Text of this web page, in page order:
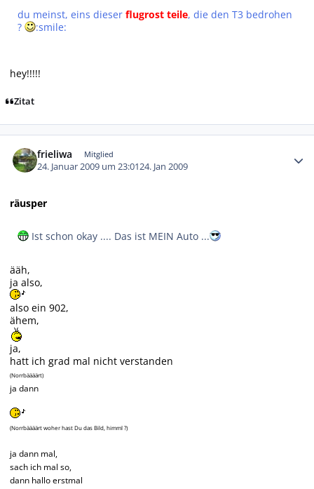
du meinst, eins dieserflugrost teile, die den T3 bedrohen
?
:smile:
hey!!!!!
Zitat
frieliwa Mitglied
24. Januar 2009 um 23:0124. Jan 2009
räusper
Ist schon okay .... Das ist MEIN Auto ...
ääh,
ja also,
also ein 902,
ähem,
ja,
hatt ich grad mal nicht verstanden
(Norrbäääärt)
ja dann
(Norrbäääärt woher hast Du das Bild, himml ?)
ja dann mal,
sach ich mal so,
dann hallo erstmal